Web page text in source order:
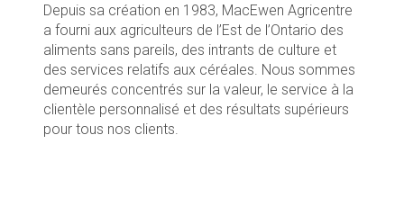
Depuis sa création en 1983, MacEwen Agricentre
a fourni aux agriculteurs de l’Est de l’Ontario des
aliments sans pareils, des intrants de culture et
des services relatifs aux céréales. Nous sommes
demeurés concentrés sur la valeur, le service à la
clientèle personnalisé et des résultats supérieurs
pour tous nos clients.